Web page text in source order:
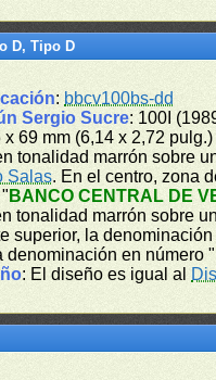
D, Tipo D
: bbcv100bs-dd
Sergio Sucre: 100I
x 69 mm (6,14 x 2,72 pulg.)
tonalidad marrón sobre
Salas. En el centro, zona
BANCO CENTRAL DE
tonalidad marrón sobre
superior, la
denominación en número "
: El diseño es igual al